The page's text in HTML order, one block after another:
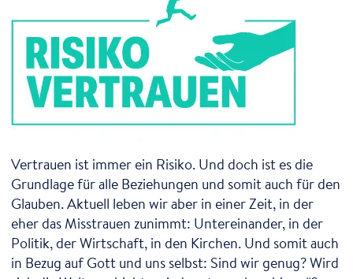
Vertrauen ist immer ein Risiko. Und doch ist es die
Grundlage für alle Beziehungen und somit auch für den
Glauben. Aktuell leben wir aber in einer Zeit, in der
eher das Misstrauen zunimmt: Untereinander, in der
Politik, der Wirtschaft, in den Kirchen. Und somit auch
in Bezug auf Gott und uns selbst: Sind wir genug? Wird